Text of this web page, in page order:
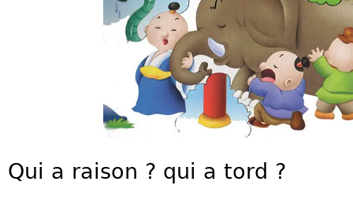
Qui a raison ? qui a tord ?